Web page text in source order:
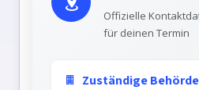
Offizielle
für deinen Termin
Zuständige Behörde